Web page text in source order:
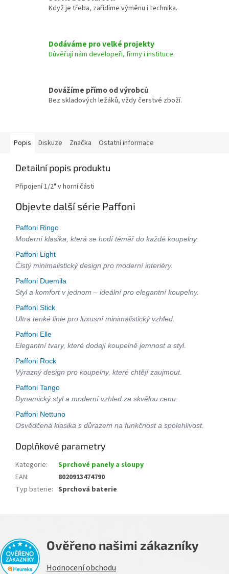
Když je třeba, zařídíme výměnu i technika.
Dodáváme pro velké projekty
Důvěřují nám developeři, firmy i instituce.
Dovážíme přímo od výrobců
Bez skladových ležáků, vždy čerstvé zboží.
Popis Diskuze Značka Ostatní informace
Detailní popis produktu
Připojení 1/2" v horní části
Objevte další série Paffoni
Paffoni Ringo
Moderní klasika, která se hodí téměř do každé koupelny.
Paffoni Light
Čistý minimalistický design pro moderní interiéry.
Paffoni Duemila
Styl a komfort v jednom – ideální pro elegantní koupelny.
Paffoni Stick
Ultra tenké linie pro luxusní minimalistický vzhled.
Paffoni Elle
Elegantní tvary, které dodají koupelně jemnost a styl.
Paffoni Rock
Výrazný design pro koupelny, které chtějí zaujmout.
Paffoni Tango
Dynamický styl a moderní vzhled za skvělou cenu.
Paffoni Nettuno
Osvědčená klasika s důrazem na funkčnost a spolehlivost.
Doplňkové parametry
Kategorie:
Sprchové panely a sloupy
EAN:
8020913474790
Typ baterie: Sprchová baterie
Ověřeno našimi zákazníky
Hodnocení obchodu